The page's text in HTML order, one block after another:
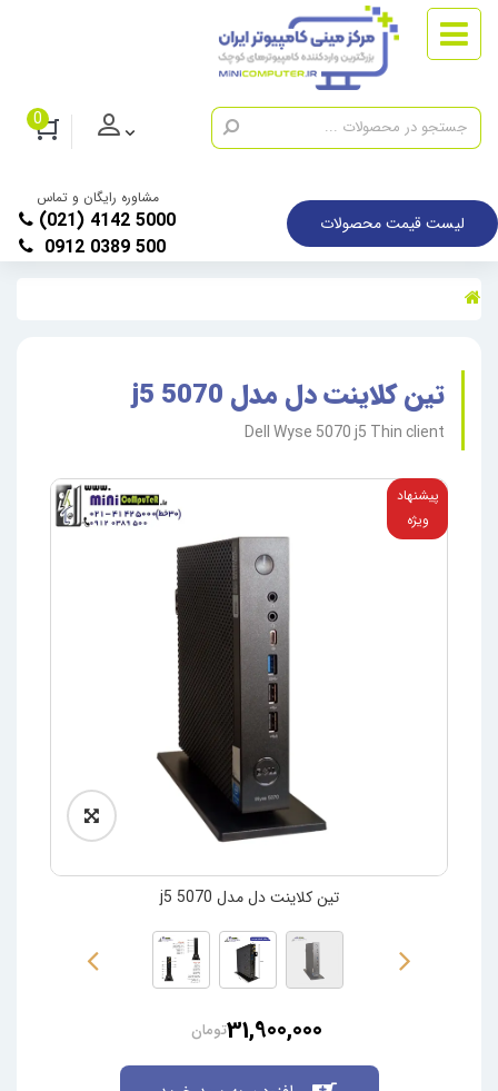
0
لیست قیمت محصولات
مشاوره رایگان و تماس
(021) 4142 5000
0912 0389 500
تین کلاینت دل مدل 5070 j5
Dell Wyse 5070 j5 Thin client
تین کلاینت دل مدل 5070 j5
پیشنهاد
ویژه
31,900,000تومان